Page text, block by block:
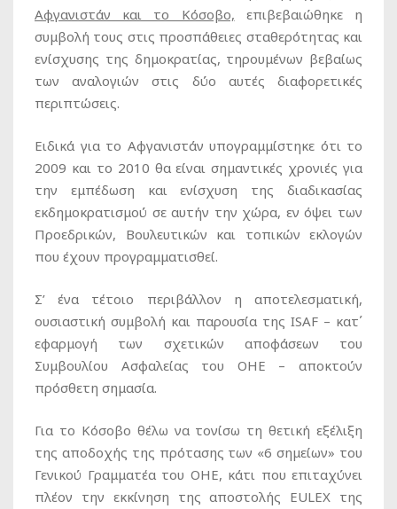
Αφγανιστάν και το Κόσοβο, επιβεβαιώθηκε η
συμβολή τους στις προσπάθειες σταθερότητας και
ενίσχυσης της δημοκρατίας, τηρουμένων βεβαίως
των αναλογιών στις δύο αυτές διαφορετικές
περιπτώσεις.
Ειδικά για το Αφγανιστάν υπογραμμίστηκε ότι το
2009 και το 2010 θα είναι σημαντικές χρονιές για
την εμπέδωση και ενίσχυση της διαδικασίας
εκδημοκρατισμού σε αυτήν την χώρα, εν όψει των
Προεδρικών, Βουλευτικών και τοπικών εκλογών
που έχουν προγραμματισθεί.
Σ’ ένα τέτοιο περιβάλλον η αποτελεσματική,
ουσιαστική συμβολή και παρουσία της ISAF – κατ΄
εφαρμογή των σχετικών αποφάσεων του
Συμβουλίου Ασφαλείας του ΟΗΕ – αποκτούν
πρόσθετη σημασία.
Για το Κόσοβο θέλω να τονίσω τη θετική εξέλιξη
της αποδοχής της πρότασης των «6 σημείων» του
Γενικού Γραμματέα του ΟΗΕ, κάτι που επιταχύνει
πλέον την εκκίνηση της αποστολής EULEX της